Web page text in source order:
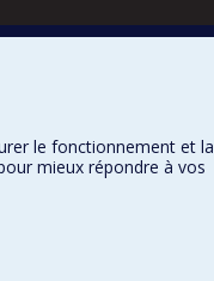
le fonctionnement et la
mieux répondre à vos